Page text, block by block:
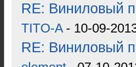
RE: Виниловый
TITO-A- 10-09-
RE: Виниловый